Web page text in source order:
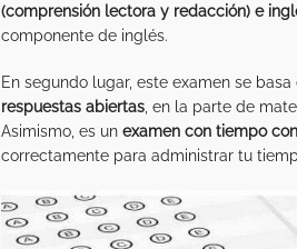
(comprensión lectora y redacción) e
componente de inglés.
En segundo lugar, este examen se basa
respuestas abiertas , en la parte de
Asimismo, es un examen con tiempo
correctamente para administrar tu